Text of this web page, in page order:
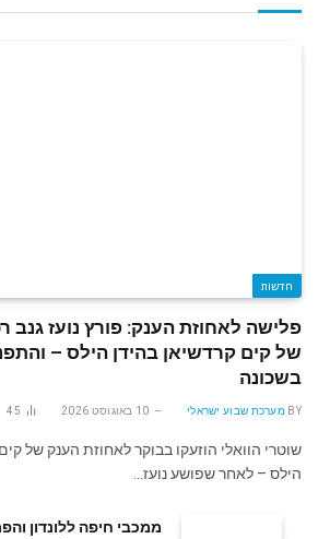
חדשות
פלישה לאחוזת הענק: פורץ נועז גנב
של קים קרדשיאן בהידן הילס –
בשכונה
BY מערכת שבוע ישראלי 10 באוגוסט 2026 45
שוטרי הוואלי הוזעקו בבוקר לאחוזת הענק של
הילס – לאחר שפושע נועז…
ממכבי חיפה ללונדון